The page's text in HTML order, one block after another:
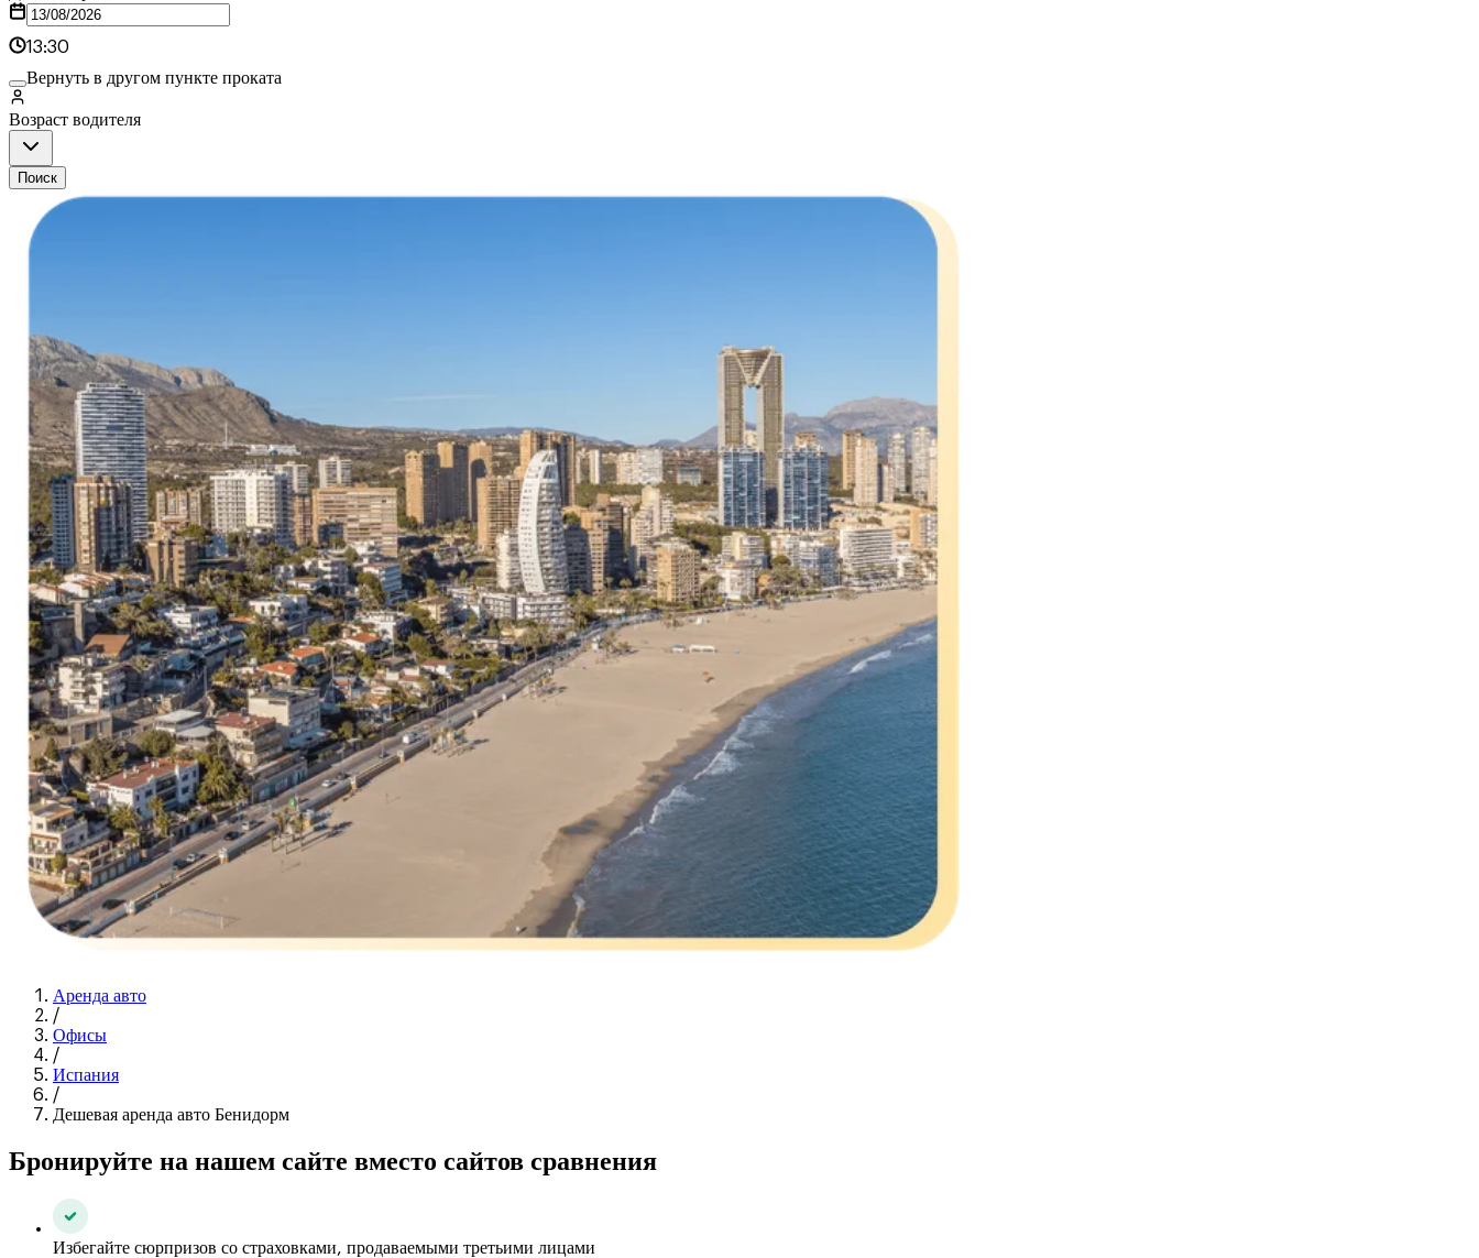
13:30
Вернуть в другом пункте проката
Возраст водителя
Поиск
Аренда авто
/
Офисы
/
Испания
/
Дешевая аренда авто Бенидорм
Бронируйте на нашем сайте вместо сайтов сравнения
Избегайте сюрпризов со страховками, продаваемыми третьими лицами